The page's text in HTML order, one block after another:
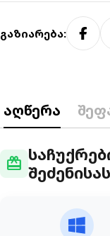
Გაზიარება:
აღწერა
redeem